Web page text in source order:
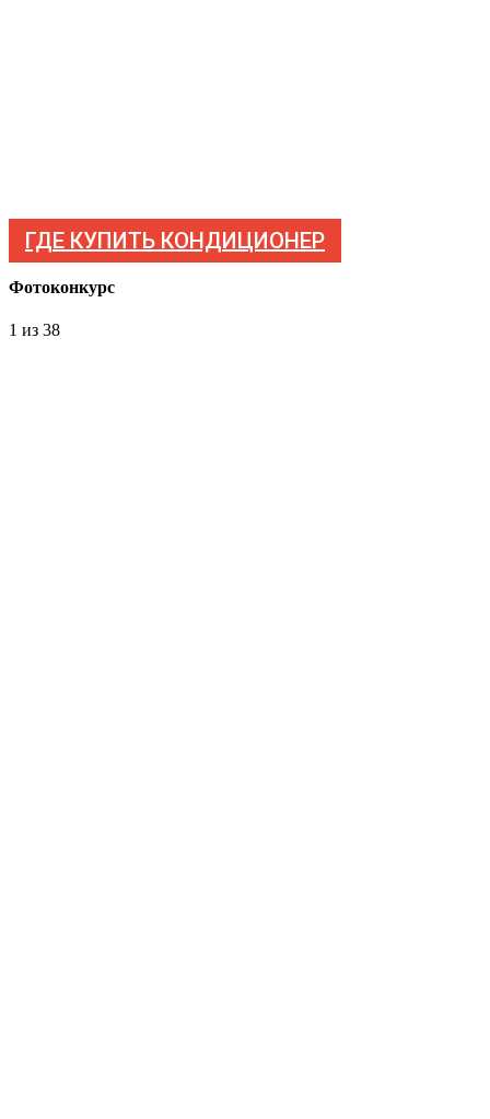
ГДЕ КУПИТЬ КОНДИЦИОНЕР
Фотоконкурс
1 из 38